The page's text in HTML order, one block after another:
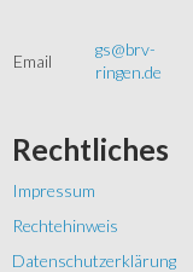
Email
gs@brv-
ringen.de
Rechtliches
Impressum
Rechtehinweis
Datenschutzerklärung